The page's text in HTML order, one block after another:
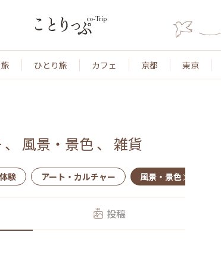
ひとり旅 カフェ 京都 東京
、 風景・景色 、 雑貨
験 アート・カルチャー 風景・景色
投稿